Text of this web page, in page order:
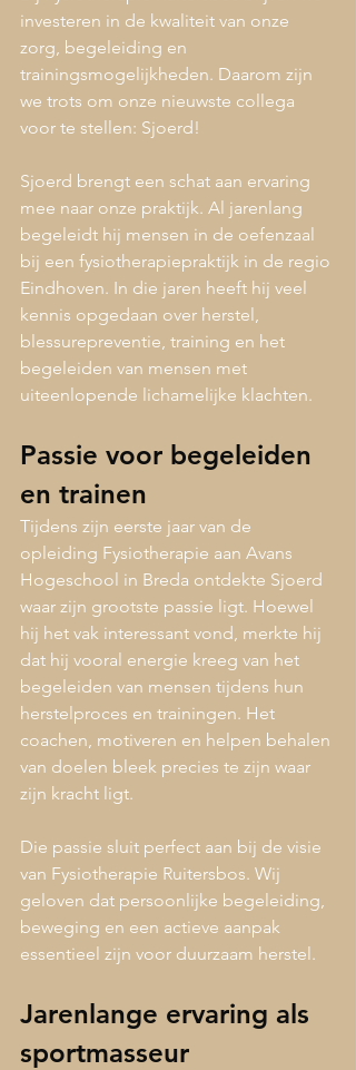
investeren in de kwaliteit van onze
zorg, begeleiding en
trainingsmogelijkheden. Daarom zijn
we trots om onze nieuwste collega
voor te stellen: Sjoerd!
Sjoerd brengt een schat aan ervaring
mee naar onze praktijk. Al jarenlang
begeleidt hij mensen in de oefenzaal
bij een fysiotherapiepraktijk in de regio
Eindhoven. In die jaren heeft hij veel
kennis opgedaan over herstel,
blessurepreventie, training en het
begeleiden van mensen met
uiteenlopende lichamelijke klachten.
Passie voor begeleiden
en trainen
Tijdens zijn eerste jaar van de
opleiding Fysiotherapie aan Avans
Hogeschool in Breda ontdekte Sjoerd
waar zijn grootste passie ligt. Hoewel
hij het vak interessant vond, merkte hij
dat hij vooral energie kreeg van het
begeleiden van mensen tijdens hun
herstelproces en trainingen. Het
coachen, motiveren en helpen behalen
van doelen bleek precies te zijn waar
zijn kracht ligt.
Die passie sluit perfect aan bij de visie
van Fysiotherapie Ruitersbos. Wij
geloven dat persoonlijke begeleiding,
beweging en een actieve aanpak
essentieel zijn voor duurzaam herstel.
Jarenlange ervaring als
sportmasseur